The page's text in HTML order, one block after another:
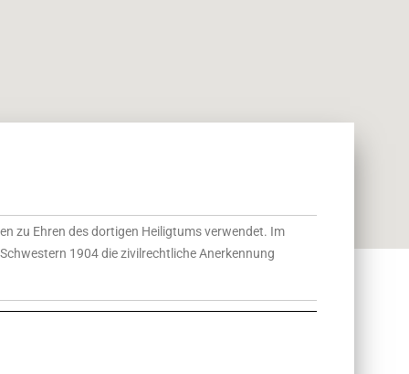
zu Ehren des dortigen Heiligtums verwendet. Im
1904 die zivilrechtliche Anerkennung